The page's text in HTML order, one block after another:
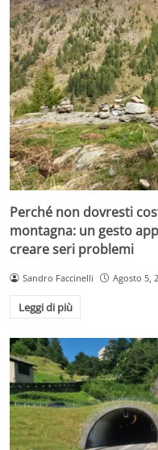
Perché non dovresti
montagna: un gesto
creare seri problemi
Sandro Faccinelli Agosto 5,
Leggi di più